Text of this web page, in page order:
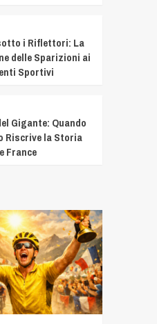
i Riflettori: La
delle Sparizioni ai
Sportivi
Gigante: Quando
Riscrive la Storia
France